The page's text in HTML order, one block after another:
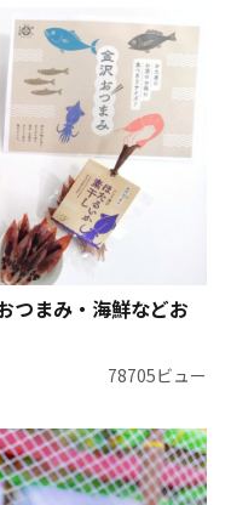
つまみ・海鮮などお
78705ビュー